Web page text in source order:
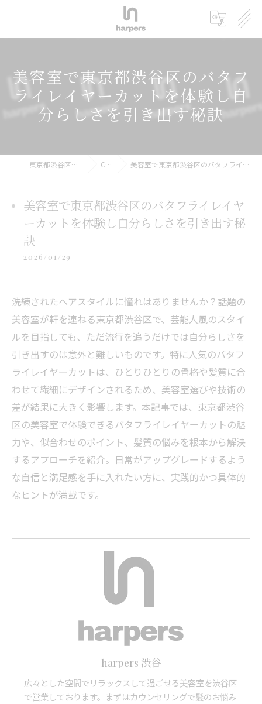
美容室で東京都渋谷区のバタフ
ライレイヤーカットを体験し自
分らしさを引き出す秘訣
東京都渋谷区の美容室ならharpers 渋谷 COLUMN 美容室で東京都渋谷区のバタフライレイヤーカットを体験し自分らしさを引き出す秘訣
美容室で東京都渋谷区のバタフライレイヤ
ーカットを体験し自分らしさを引き出す秘
訣
2026/01/29
洗練されたヘアスタイルに憧れはありませんか？話題の
美容室が軒を連ねる東京都渋谷区で、芸能人風のスタイ
ルを目指しても、ただ流行を追うだけでは自分らしさを
引き出すのは意外と難しいものです。特に人気のバタフ
ライレイヤーカットは、ひとりひとりの骨格や髪質に合
わせて繊細にデザインされるため、美容室選びや技術の
差が結果に大きく影響します。本記事では、東京都渋谷
区の美容室で体験できるバタフライレイヤーカットの魅
力や、似合わせのポイント、髪質の悩みを根本から解決
するアプローチを紹介。日常がアップグレードするよう
な自信と満足感を手に入れたい方に、実践的かつ具体的
なヒントが満載です。
harpers 渋谷
広々とした空間でリラックスして過ごせる美容室を渋谷区
で営業しております。まずはカウンセリングで髪のお悩み